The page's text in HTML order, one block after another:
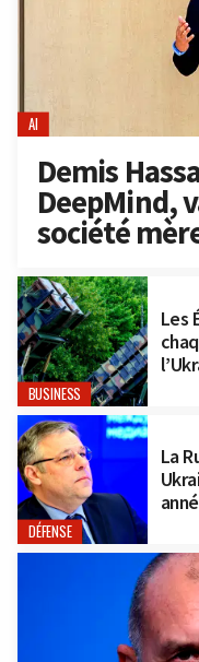
AI
Demis
DeepMind,
société
BUSINESS
Les
DÉFENSE
La